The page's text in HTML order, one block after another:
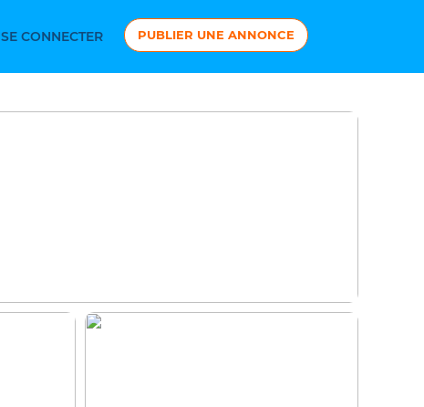
SE CONNECTER PUBLIER UNE ANNONCE